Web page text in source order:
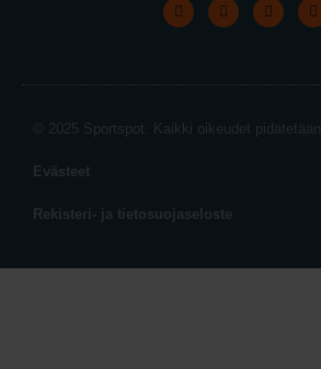
© 2025 Sportspot. Kaikki oikeudet pidätetään.
Evästeet
Rekisteri- ja tietosuojaseloste